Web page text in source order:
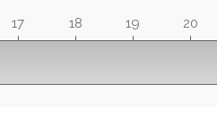
17 18 19 20